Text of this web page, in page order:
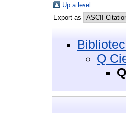
Up a level
Export as
Q